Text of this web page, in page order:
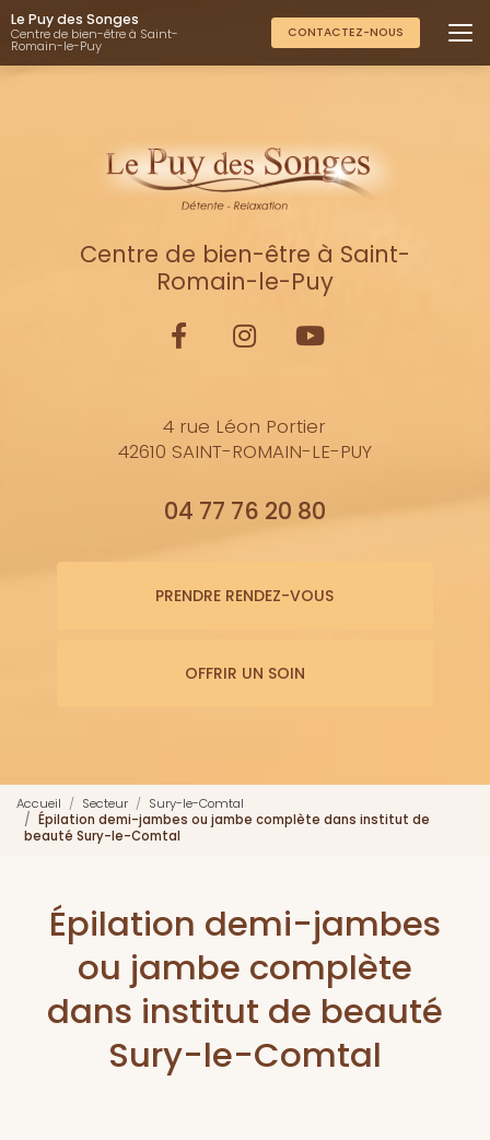
Aller
au
contenu
principal
Le Puy des Songes
Centre de bien-être à Saint-
Romain-le-Puy
CONTACTEZ-NOUS
Centre de bien-être à Saint-
Romain-le-Puy
4 rue Léon Portier
42610 SAINT-ROMAIN-LE-PUY
04 77 76 20 80
PRENDRE RENDEZ-VOUS
OFFRIR UN SOIN
Accueil Secteur
Sury-le-Comtal
Épilation demi-jambes ou jambe complète dans institut de
beauté Sury-le-Comtal
Épilation demi-jambes
ou jambe complète
dans institut de beauté
Sury-le-Comtal